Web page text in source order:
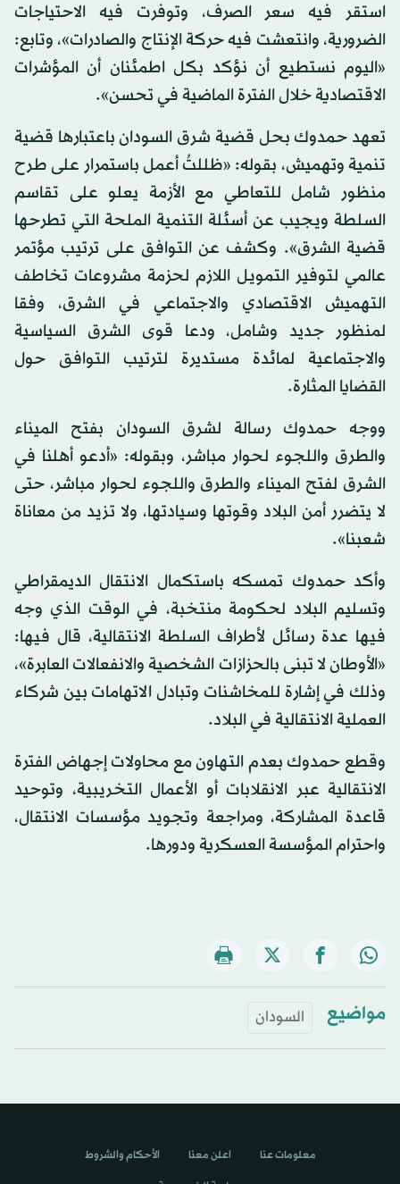
استقر فيه سعر الصرف، وتوفرت فيه الاحتياجات
الضرورية، وانتعشت فيه حركة الإنتاج والصادرات»، وتابع:
«اليوم نستطيع أن نؤكد بكل اطمئنان أن المؤشرات
الاقتصادية خلال الفترة الماضية في تحسن».
تعهد حمدوك بحل قضية شرق السودان باعتبارها قضية
تنمية وتهميش، بقوله: «ظللتُ أعمل باستمرار على طرح
منظور شامل للتعاطي مع الأزمة يعلو على تقاسم
السلطة ويجيب عن أسئلة التنمية الملحة التي تطرحها
قضية الشرق». وكشف عن التوافق على ترتيب مؤتمر
عالمي لتوفير التمويل اللازم لحزمة مشروعات تخاطف
التهميش الاقتصادي والاجتماعي في الشرق، وفقا
لمنظور جديد وشامل، ودعا قوى الشرق السياسية
والاجتماعية لمائدة مستديرة لترتيب التوافق حول
القضايا المثارة.
ووجه حمدوك رسالة لشرق السودان بفتح الميناء
والطرق واللجوء لحوار مباشر، وبقوله: «أدعو أهلنا في
الشرق لفتح الميناء والطرق واللجوء لحوار مباشر، حتى
لا يتضرر أمن البلاد وقوتها وسيادتها، ولا تزيد من معاناة
شعبنا».
وأكد حمدوك تمسكه باستكمال الانتقال الديمقراطي
وتسليم البلاد لحكومة منتخبة، في الوقت الذي وجه
فيها عدة رسائل لأطراف السلطة الانتقالية، قال فيها:
«الأوطان لا تبنى بالحزازات الشخصية والانفعالات العابرة»،
وذلك في إشارة للمخاشنات وتبادل الاتهامات بين شركاء
العملية الانتقالية في البلاد.
وقطع حمدوك بعدم التهاون مع محاولات إجهاض الفترة
الانتقالية عبر الانقلابات أو الأعمال التخريبية، وتوحيد
قاعدة المشاركة، ومراجعة وتجويد مؤسسات الانتقال،
واحترام المؤسسة العسكرية ودورها.
مواضيع السودان
معلومات عنا اعلن معنا الأحكام والشروط